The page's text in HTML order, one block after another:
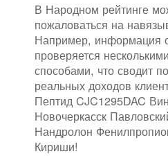
В Народном рейтинге
пожаловаться на
Например, информация
проверяется
способами, что сводит
реальных доходов
Пептид CJC1295DAC
Новочеркасск
Нандролон
Кириши!